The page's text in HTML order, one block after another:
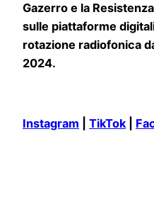
Gazerro e la
sulle piattaforme
rotazione radiofonica
2024.
Instagram TikTok